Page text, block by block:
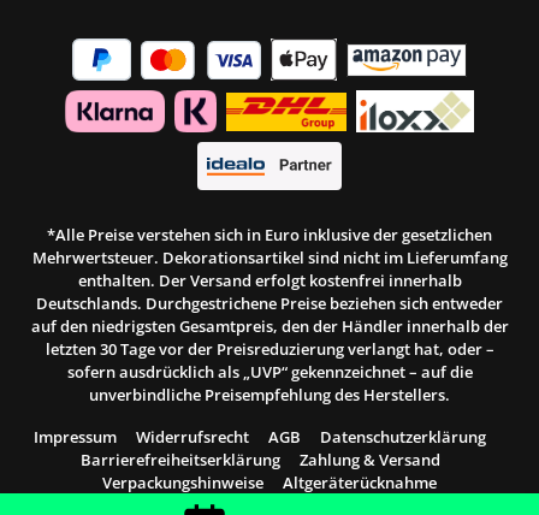
*Alle Preise verstehen sich in Euro inklusive der gesetzlichen
Mehrwertsteuer. Dekorationsartikel sind nicht im Lieferumfang
enthalten. Der Versand erfolgt kostenfrei innerhalb
Deutschlands. Durchgestrichene Preise beziehen sich entweder
auf den niedrigsten Gesamtpreis, den der Händler innerhalb der
letzten 30 Tage vor der Preisreduzierung verlangt hat, oder –
sofern ausdrücklich als „UVP“ gekennzeichnet – auf die
unverbindliche Preisempfehlung des Herstellers.
Impressum Widerrufsrecht AGB
Datenschutzerklärung
Barrierefreiheitserklärung
Zahlung & Versand
Verpackungshinweise
Altgeräterücknahme